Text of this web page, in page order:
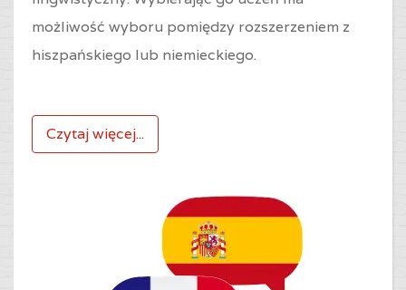
możliwość wyboru pomiędzy rozszerzeniem z
hiszpańskiego lub niemieckiego.
Czytaj więcej...